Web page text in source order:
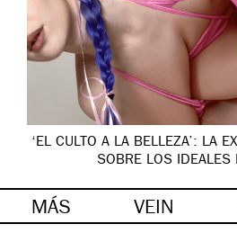
‘EL CULTO A LA BELLEZA’: LA
SOBRE LOS IDEALES
MÁS VEIN